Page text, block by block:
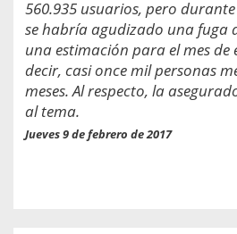
560.935 usuarios, pero
se habría agudizado una fuga
una estimación para el mes de
decir, casi once mil personas
meses. Al respecto, la
al tema.
Jueves 9 de febrero de 2017